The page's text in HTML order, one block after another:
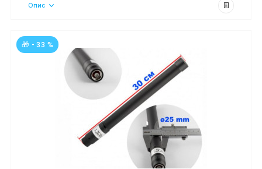
Опис
🎁 - 33 %